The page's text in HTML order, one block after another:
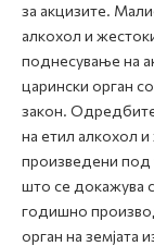
за акцизите.
алкохол и
поднесување на
царински орган
закон. Одредбите
на етил алкохол
произведени под
што се докажува
годишно
орган на земјата